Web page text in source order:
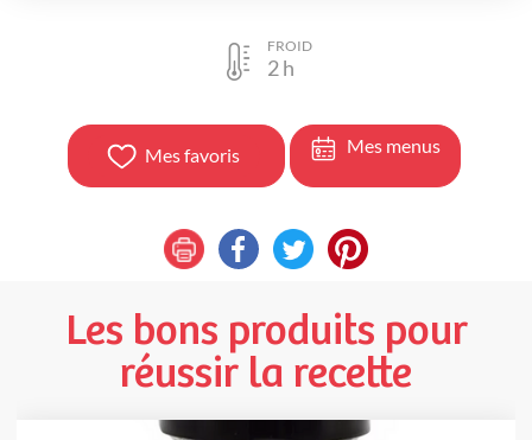
FROID
2h
Mes favoris Mes menus
Les bons produits pour
réussir la recette